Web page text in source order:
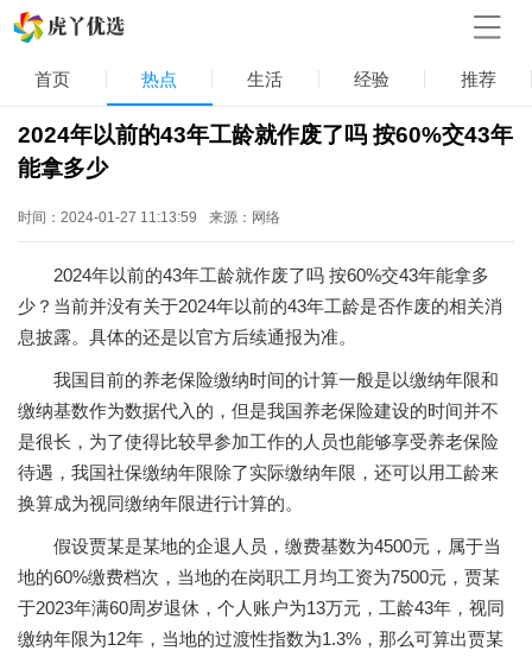
首页 热点 生活 经验 推荐
2024年以前的43年工龄就作废了吗 按60%交43年
能拿多少
时间：2024-01-27 11:13:59 来源：网络
2024年以前的43年工龄就作废了吗 按60%交43年能拿多
少？当前并没有关于2024年以前的43年工龄是否作废的相关消
息披露。具体的还是以官方后续通报为准。
我国目前的养老保险缴纳时间的计算一般是以缴纳年限和
缴纳基数作为数据代入的，但是我国养老保险建设的时间并不
是很长，为了使得比较早参加工作的人员也能够享受养老保险
待遇，我国社保缴纳年限除了实际缴纳年限，还可以用工龄来
换算成为视同缴纳年限进行计算的。
假设贾某是某地的企退人员，缴费基数为4500元，属于当
地的60%缴费档次，当地的在岗职工月均工资为7500元，贾某
于2023年满60周岁退休，个人账户为13万元，工龄43年，视同
缴纳年限为12年，当地的过渡性指数为1.3%，那么可算出贾某